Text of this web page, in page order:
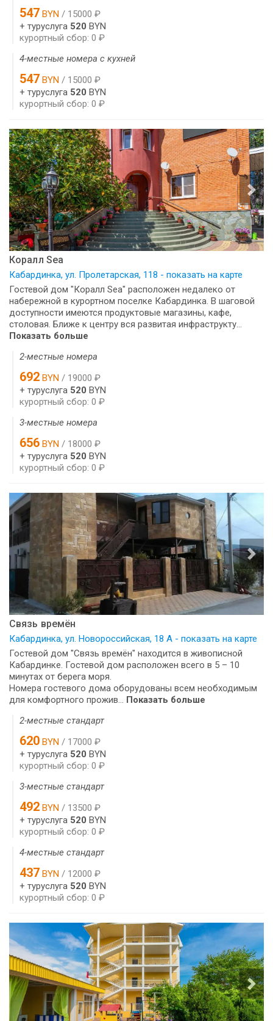
547 BYN / 15000 ₽
+ туруслуга 520 BYN
курортный сбор: 0 ₽
4-местные номера с кухней
547 BYN / 15000 ₽
+ туруслуга 520 BYN
курортный сбор: 0 ₽
Коралл Sea
Кабардинка, ул. Пролетарская, 118 - показать на карте
Гостевой дом "Коралл Sea" расположен недалеко от
набережной в курортном поселке Кабардинка. В шаговой
доступности имеются продуктовые магазины, кафе,
столовая. Ближе к центру вся развитая инфраструкту...
Показать больше
2-местные номера
692 BYN / 19000 ₽
+ туруслуга 520 BYN
курортный сбор: 0 ₽
3-местные номера
656 BYN / 18000 ₽
+ туруслуга 520 BYN
курортный сбор: 0 ₽
Связь времён
Кабардинка, ул. Новороссийская, 18 А - показать на карте
Гостевой дом "Связь времён" находится в живописной
Кабардинке. Гостевой дом расположен всего в 5 – 10
минутах от берега моря.
Номера гостевого дома оборудованы всем необходимым
для комфортного прожив... Показать больше
2-местные стандарт
620 BYN / 17000 ₽
+ туруслуга 520 BYN
курортный сбор: 0 ₽
3-местные стандарт
492 BYN / 13500 ₽
+ туруслуга 520 BYN
курортный сбор: 0 ₽
4-местные стандарт
437 BYN / 12000 ₽
+ туруслуга 520 BYN
курортный сбор: 0 ₽